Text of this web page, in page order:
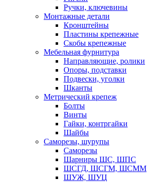
Ручки, ключевины
Монтажные детали
Кронштейны
Пластины крепежные
Скобы крепежные
Мебельная фурнитура
Направляющие, ролики
Опоры, подставки
Подвески, уголки
Шканты
Метрический крепеж
Болты
Винты
Гайки, контргайки
Шайбы
Саморезы, шурупы
Саморезы
Шарниры ШС, ШПС
ШСГД, ШСГМ, ШСММ
ШУЖ, ШУЦ